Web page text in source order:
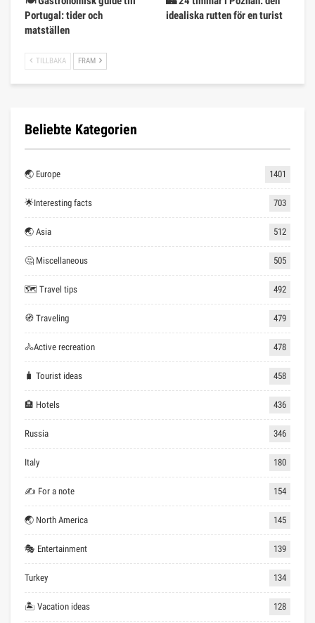
Portugal: tider och
matställen
idealiska rutten för en turist
TILLBAKA FRAM
Beliebte Kategorien
🌏 Europe 1401
🌟Interesting facts 703
🌏 Asia 512
🤔 Miscellaneous 505
🗺 Travel tips 492
🧭 Traveling 479
🚴Active recreation 478
🧳 Tourist ideas 458
🏨 Hotels 436
Russia 346
Italy 180
✍ For a note 154
🌏 North America 145
🎭 Entertainment 139
Turkey 134
🏝 Vacation ideas 128